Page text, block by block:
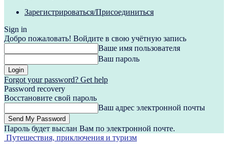
Зарегистрироваться/Присоединиться
Sign in
Добро пожаловать! Войдите в свою учётную запись
Ваше имя пользователя
Ваш пароль
Forgot your password? Get help
Password recovery
Восстановите свой пароль
Ваш адрес электронной почты
Пароль будет выслан Вам по электронной почте.
Путешествия, приключения и туризм